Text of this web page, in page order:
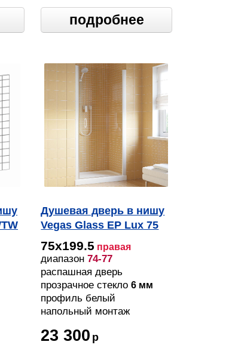
подробнее
Душевая дверь в нишу
Vegas Glass EP Lux 75
01 01 R профиль
белый, стекло
прозрачное
75х199.5 правая
диапазон74-77
распашная дверь
прозрачное стекло6 мм
профиль белый
напольный монтаж
23 300 р